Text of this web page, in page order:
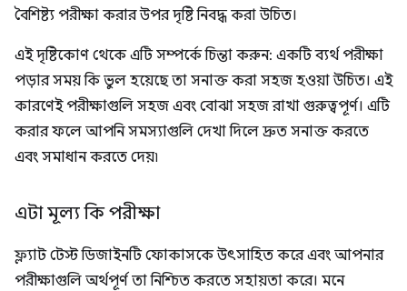
বৈশিষ্ট্য পরীক্ষা করার উপর দৃষ্টি নিবদ্ধ করা উচিত।
এই দৃষ্টিকোণ থেকে এটি সম্পর্কে চিন্তা করুন: একটি ব্যর্থ পরীক্ষা
পড়ার সময় কি ভুল হয়েছে তা সনাক্ত করা সহজ হওয়া উচিত। এই
কারণেই পরীক্ষাগুলি সহজ এবং বোঝা সহজ রাখা গুরুত্বপূর্ণ। এটি
করার ফলে আপনি সমস্যাগুলি দেখা দিলে দ্রুত সনাক্ত করতে
এবং সমাধান করতে দেয়৷
এটা মূল্য কি পরীক্ষা
ফ্ল্যাট টেস্ট ডিজাইনটি ফোকাসকে উৎসাহিত করে এবং আপনার
পরীক্ষাগুলি অর্থপূর্ণ তা নিশ্চিত করতে সহায়তা করে। মনে